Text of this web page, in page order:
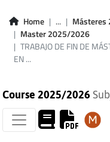
Home ...
Másteres
Master 2025/2026
TRABAJO DE FIN DE
EN ...
DE
Course 2025/2026